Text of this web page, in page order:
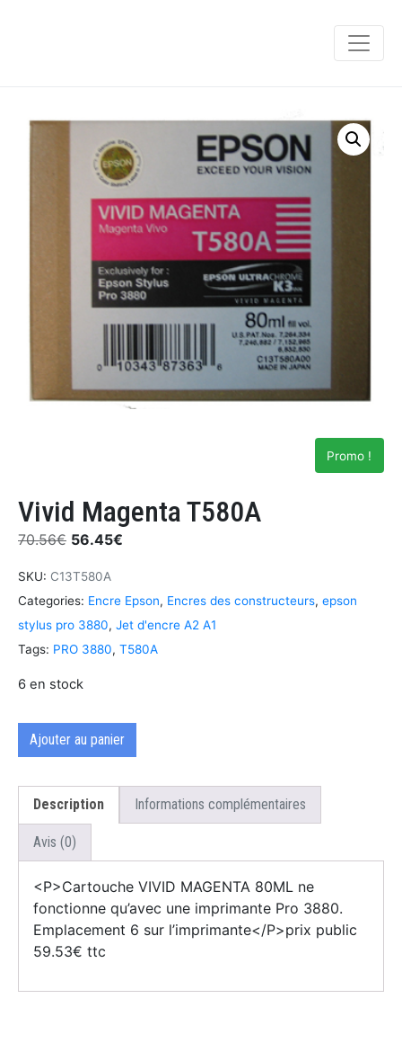
Promo !
Vivid Magenta T580A
70.56€ 56.45€
SKU: C13T580A
Categories: Encre Epson, Encres des constructeurs, epson
stylus pro 3880, Jet d'encre A2 A1
Tags: PRO 3880, T580A
6 en stock
Ajouter au panier
Description Informations complémentaires
Avis (0)
<P>Cartouche VIVID MAGENTA 80ML ne
fonctionne qu’avec une imprimante Pro 3880.
Emplacement 6 sur l’imprimante</P>prix public
59.53€ ttc